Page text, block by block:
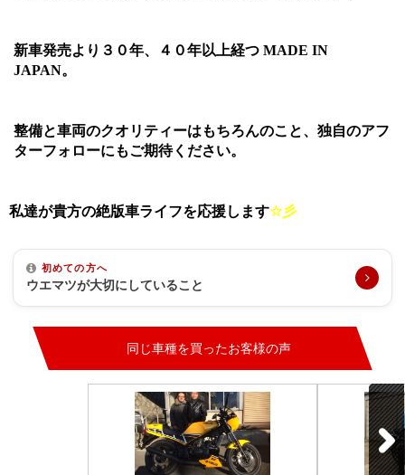
新車発売より３０年、４０年以上経つ MADE IN
JAPAN。
整備と車両のクオリティーはもちろんのこと、独自のアフ
ターフォローにもご期待ください。
私達が貴方の絶版車ライフを応援します☆彡
初めての方へ
ウエマツが大切にしていること
同じ車種を買ったお客様の声